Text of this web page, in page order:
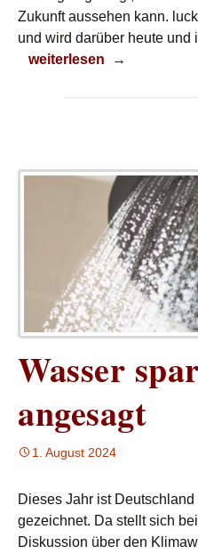
Zukunft aussehen kann.
und wird darüber heute und
Klimaneutrale Mobilität
weiterlesen →
Wasser
angesagt
1. August 2024
Dieses Jahr ist
gezeichnet. Da stellt sich
Diskussion über den